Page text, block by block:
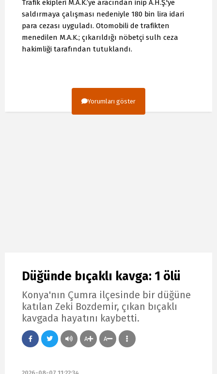
Trafik ekipleri M.A.K.’ye aracından inip A.H.Ş.'ye
saldırmaya çalışması nedeniyle 180 bin lira idari
para cezası uyguladı. Otomobili de trafikten
menedilen M.A.K.; çıkarıldığı nöbetçi sulh ceza
hakimliği tarafından tutuklandı.
Yorumları göster
Düğünde bıçaklı kavga: 1 ölü
Konya'nın Çumra ilçesinde bir düğüne
katılan Zeki Bozdemir, çıkan bıçaklı
kavgada hayatını kaybetti.
A A